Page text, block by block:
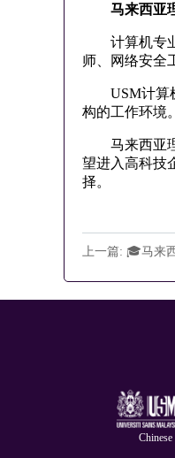
马来西亚理
计算机专业
师、网络安全
USM计算机
构的工作环境
马来西亚理
望进入高科技
择。
上一篇: 🎓马来